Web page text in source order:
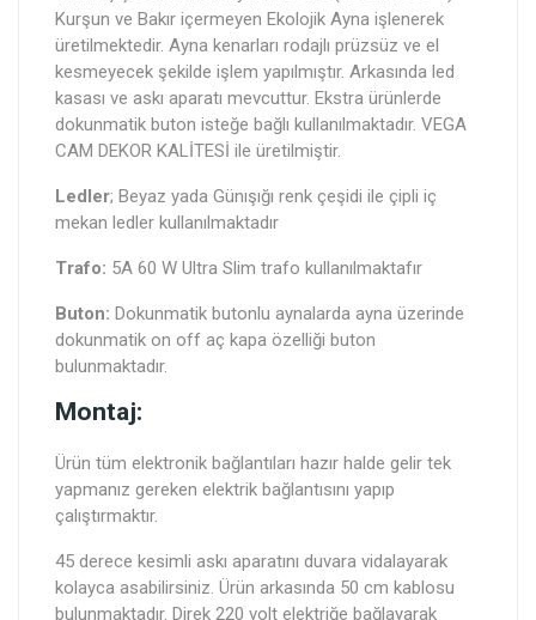
Kurşun ve Bakır içermeyen Ekolojik Ayna işlenerek
üretilmektedir. Ayna kenarları rodajlı prüzsüz ve el
kesmeyecek şekilde işlem yapılmıştır. Arkasında led
kasası ve askı aparatı mevcuttur. Ekstra ürünlerde
dokunmatik buton isteğe bağlı kullanılmaktadır. VEGA
CAM DEKOR KALİTESİ ile üretilmiştir.
Ledler; Beyaz yada Günışığı renk çeşidi ile çipli iç
mekan ledler kullanılmaktadır
Trafo: 5A 60 W Ultra Slim trafo kullanılmaktafır
Buton: Dokunmatik butonlu aynalarda ayna üzerinde
dokunmatik on off aç kapa özelliği buton
bulunmaktadır.
Montaj:
Ürün tüm elektronik bağlantıları hazır halde gelir tek
yapmanız gereken elektrik bağlantısını yapıp
çalıştırmaktır.
45 derece kesimli askı aparatını duvara vidalayarak
kolayca asabilirsiniz. Ürün arkasında 50 cm kablosu
bulunmaktadır. Direk 220 volt elektriğe bağlayarak